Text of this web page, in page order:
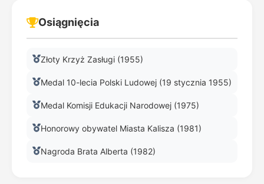
Osiągnięcia
Złoty Krzyż Zasługi (1955)
Medal 10-lecia Polski Ludowej (19 stycznia 1955)
Medal Komisji Edukacji Narodowej (1975)
Honorowy obywatel Miasta Kalisza (1981)
Nagroda Brata Alberta (1982)